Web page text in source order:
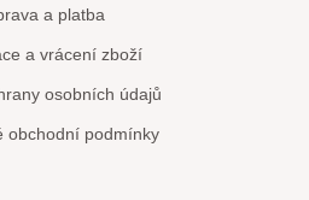
a platba
a vrácení zboží
osobních údajů
obchodní podmínky